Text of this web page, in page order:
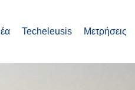
Techeleusis Μετρήσεις